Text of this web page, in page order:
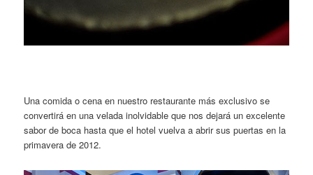
Una comida o cena en nuestro restaurante más exclusivo se
convertirá en una velada inolvidable que nos dejará un excelente
sabor de boca hasta que el hotel vuelva a abrir sus puertas en la
primavera de 2012.